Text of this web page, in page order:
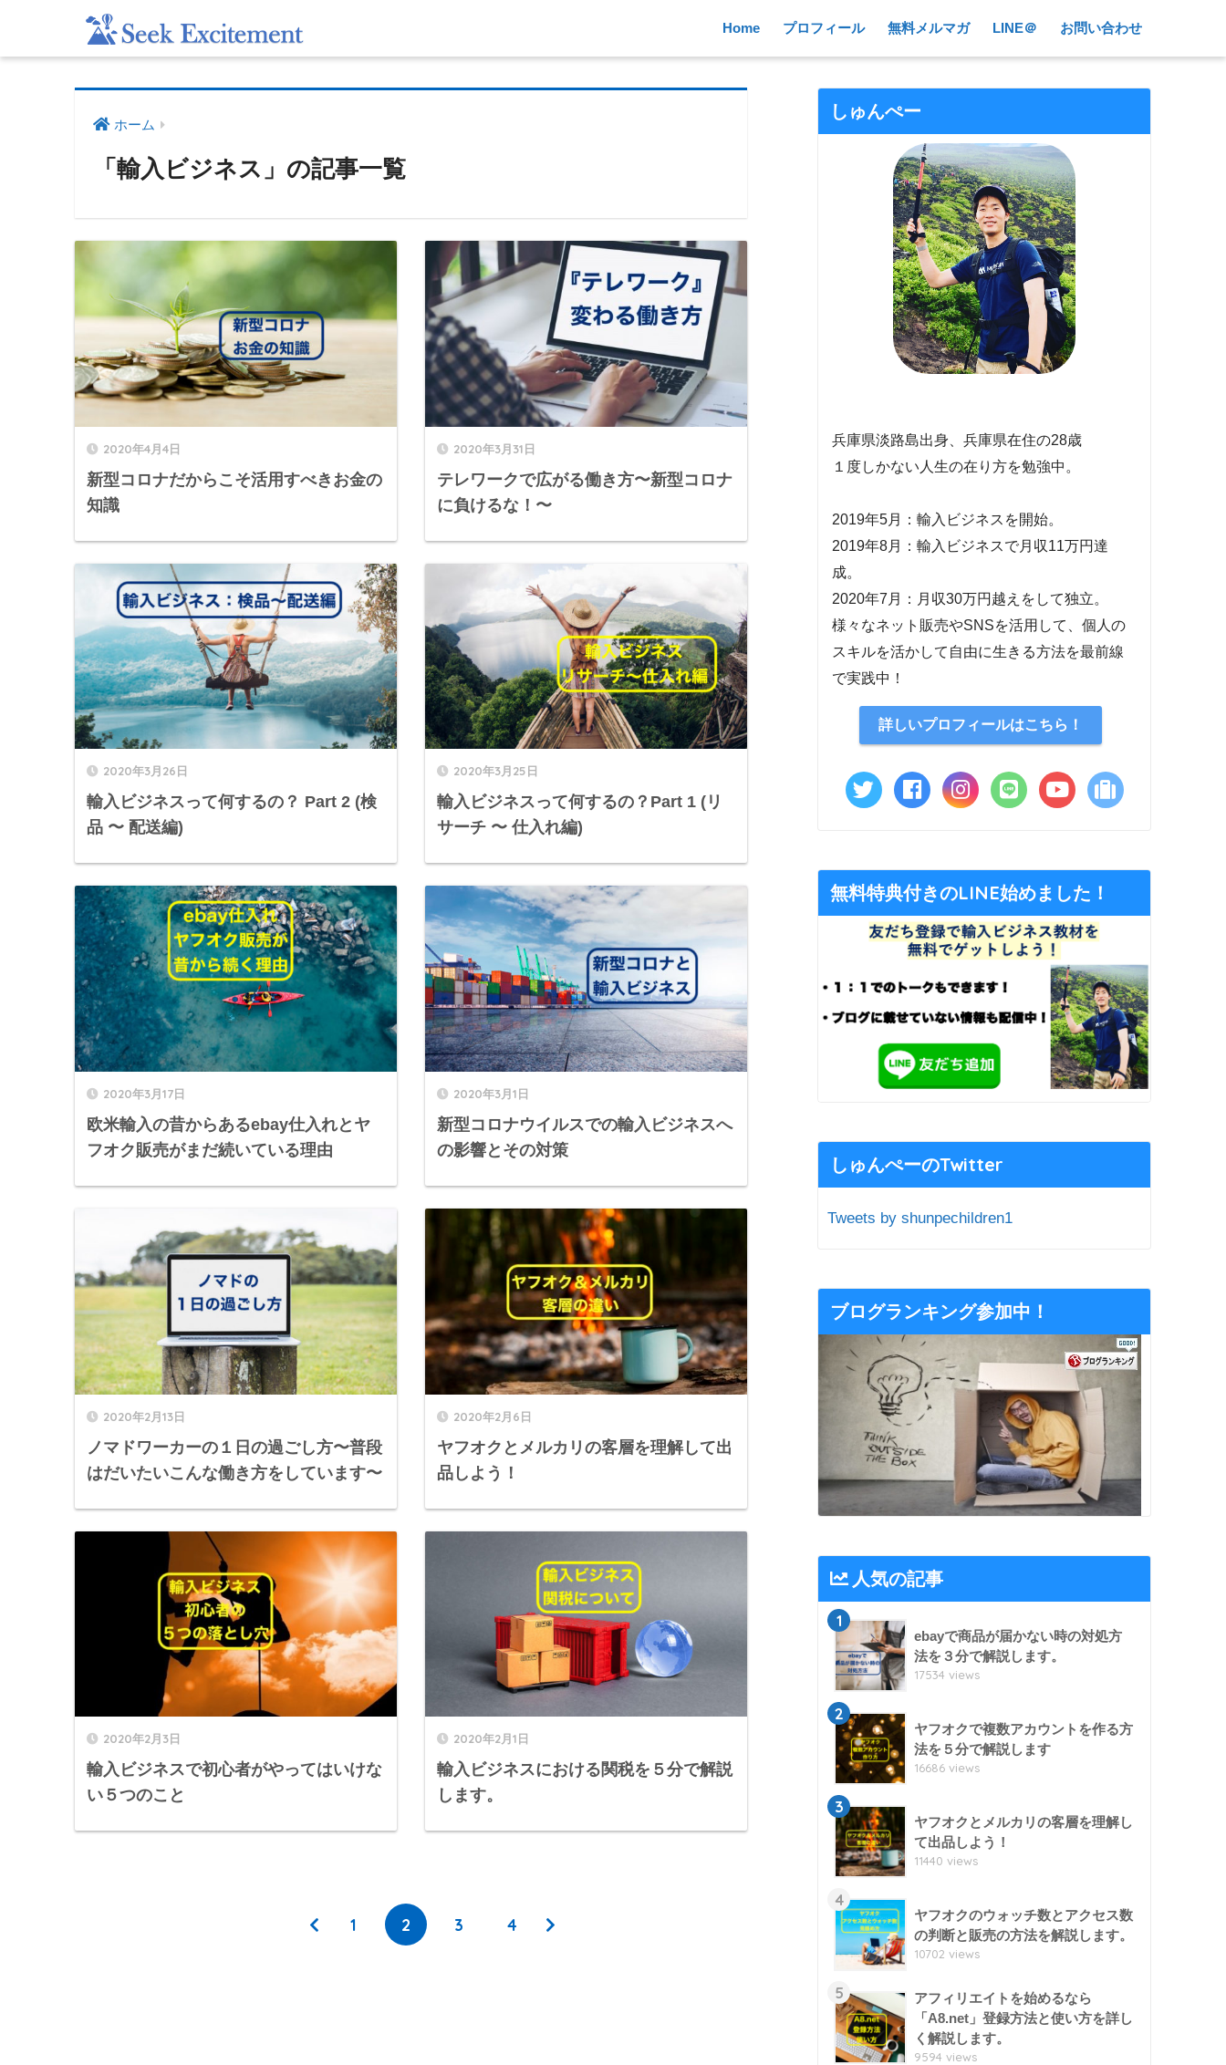
Home プロフィール 無料メルマガ LINE＠ お問い合わせ
ホーム
「輸入ビジネス」の記事一覧
2020年4月4日
新型コロナだからこそ活用すべきお金の
知識
2020年3月31日
テレワークで広がる働き方〜新型コロナ
に負けるな！〜
2020年3月26日
輸入ビジネスって何するの？ Part 2 (検
品 〜 配送編)
2020年3月25日
輸入ビジネスって何するの？Part 1 (リ
サーチ 〜 仕入れ編)
2020年3月17日
欧米輸入の昔からあるebay仕入れとヤ
フオク販売がまだ続いている理由
2020年3月1日
新型コロナウイルスでの輸入ビジネスへ
の影響とその対策
2020年2月13日
ノマドワーカーの１日の過ごし方〜普段
はだいたいこんな働き方をしています〜
2020年2月6日
ヤフオクとメルカリの客層を理解して出
品しよう！
2020年2月3日
輸入ビジネスで初心者がやってはいけな
い５つのこと
2020年2月1日
輸入ビジネスにおける関税を５分で解説
します。
1 2 3 4
しゅんぺー
兵庫県淡路島出身、兵庫県在住の28歳
１度しかない人生の在り方を勉強中。
2019年5月：輸入ビジネスを開始。
2019年8月：輸入ビジネスで月収11万円達
成。
2020年7月：月収30万円越えをして独立。
様々なネット販売やSNSを活用して、個人の
スキルを活かして自由に生きる方法を最前線
で実践中！
詳しいプロフィールはこちら！
無料特典付きのLINE始めました！
しゅんぺーのTwitter
Tweets by shunpechildren1
ブログランキング参加中！
人気の記事
1
ebayで商品が届かない時の対処方
法を３分で解説します。
17534 views
2
ヤフオクで複数アカウントを作る方
法を５分で解説します
16686 views
3
ヤフオクとメルカリの客層を理解し
て出品しよう！
11440 views
4
ヤフオクのウォッチ数とアクセス数
の判断と販売の方法を解説します。
10702 views
5
アフィリエイトを始めるなら
「A8.net」登録方法と使い方を詳し
く解説します。
9594 views